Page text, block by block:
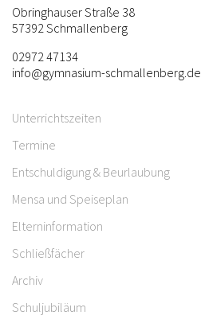
Obringhauser Straße 38
57392 Schmallenberg
02972 47134
info@gymnasium-schmallenberg.de
Unterrichtszeiten
Termine
Entschuldigung & Beurlaubung
Mensa und Speiseplan
Elterninformation
Schließfächer
Archiv
Schuljubiläum